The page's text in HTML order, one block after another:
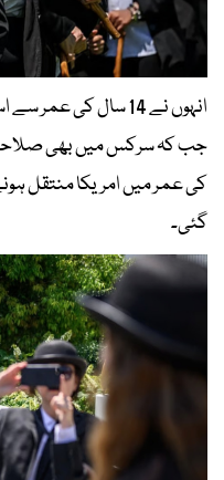
انہوں نے 14 سال کی
کی عمر میں امریکا منتقل
گئی۔